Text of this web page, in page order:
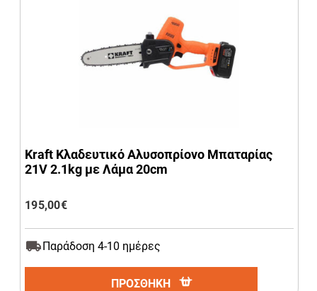
Kraft Κλαδευτικό Αλυσοπρίονο Μπαταρίας
21V 2.1kg με Λάμα 20cm
195,00€
Παράδοση 4-10 ημέρες
ΠΡΟΣΘΗΚΗ